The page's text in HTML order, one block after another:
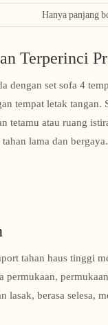
Hanya panjang
Terperinci
dengan set sofa 4
tempat letak tangan.
tetamu atau ruang
tahan lama dan bergaya.
tahan haus tinggi
permukaan,
lasak, berasa selesa,